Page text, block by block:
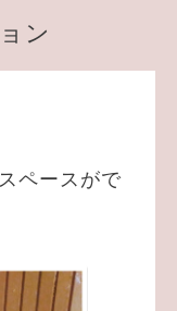
ン
ペースがで